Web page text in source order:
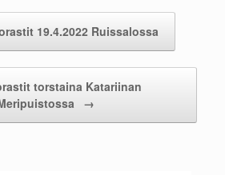
19.4.2022 Ruissalossa
torstaina Katariinan
→